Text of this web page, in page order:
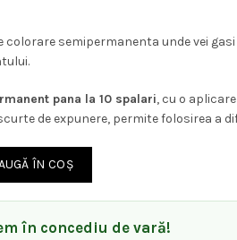
colorare semipermanenta unde vei
pana la 10 spalari, cu o
de expunere, permite folosirea a
Pigment direct semipermanente
ÎN COȘ
în concediu de vară!